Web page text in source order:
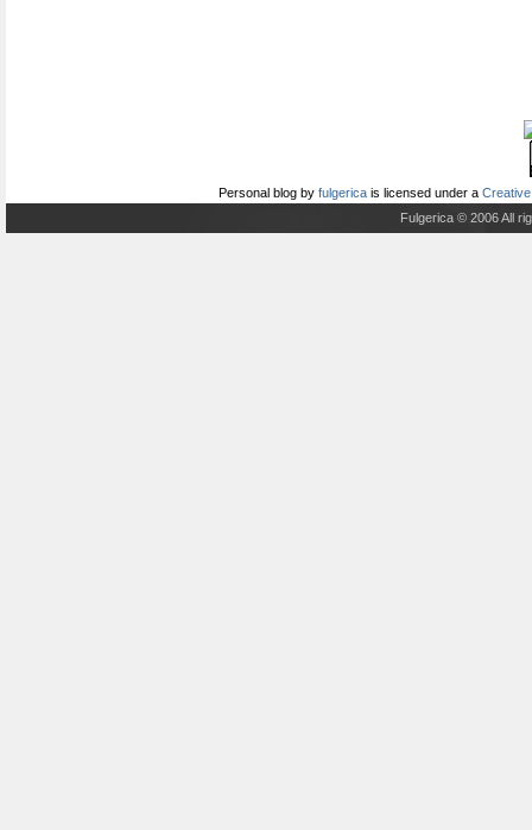
Personal blog by fulgerica is licensed under a
Fulgerica © 2006 All